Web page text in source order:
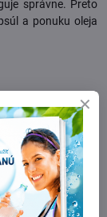
správne. Preto
a ponuku oleja
balený